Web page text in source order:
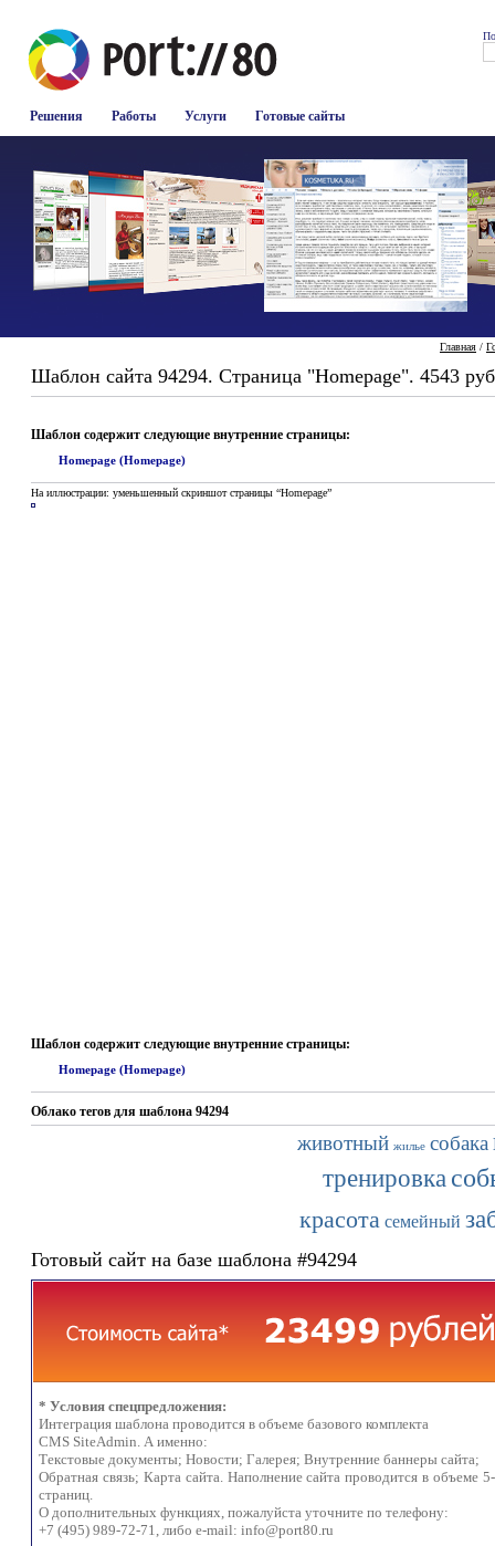
Решения Работы Услуги Готовые сайты
Главная /
Шаблон сайта 94294. Страница "Homepage". 4543
Шаблон содержит следующие внутренние страницы:
Homepage (Homepage)
На иллюстрации: уменьшенный скриншот страницы “Homepage”
Шаблон содержит следующие внутренние страницы:
Homepage (Homepage)
Облако тегов для шаблона 94294
животный жилье собака
тренировка
красота семейный
Готовый сайт на базе шаблона #94294
* Условия спецпредложения:
Интеграция шаблона проводится в объеме базового комплекта
CMS SiteAdmin. А именно:
Текстовые документы; Новости; Галерея; Внутренние баннеры сайта;
Обратная связь; Карта сайта. Наполнение сайта проводится в объеме
страниц.
О дополнительных функциях, пожалуйста уточните по телефону:
+7 (495) 989-72-71, либо e-mail: info@port80.ru